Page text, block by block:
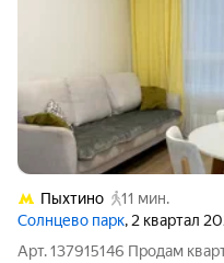
Пыхтино
11 мин.
Солнцево парк, 2 квартал
Арт. 137915146 Продам